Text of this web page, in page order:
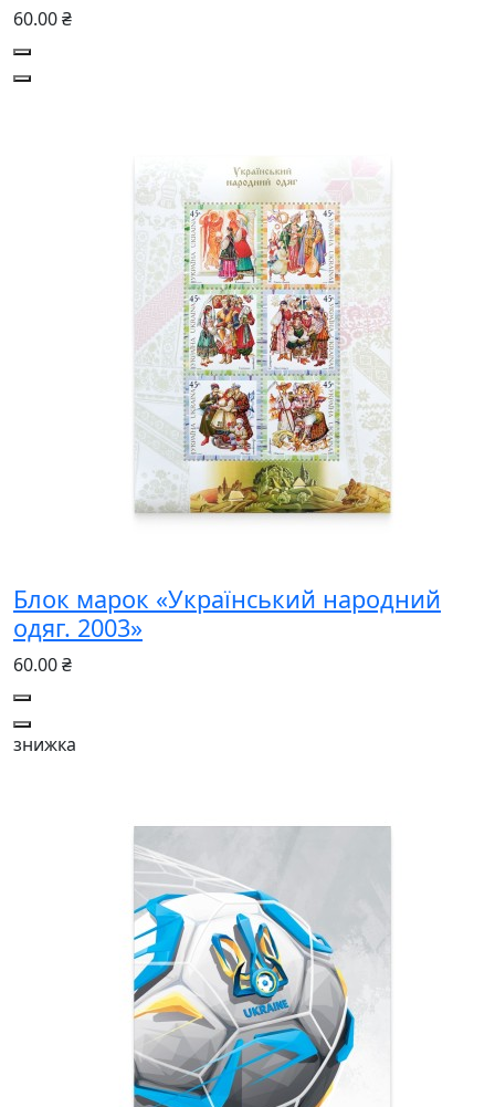
60.00 ₴
Блок марок «Український народний
одяг. 2003»
60.00 ₴
знижка